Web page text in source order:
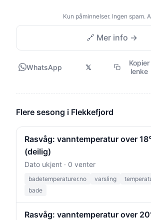
Kun påminnelser. Ingen spam.
🔗 Mer info →
WhatsApp 𝕏
Kopier
lenke
Flere sesong i Flekkefjord
Rasvåg: vanntemperatur over
(deilig)
Dato ukjent · 0 venter
badetemperaturer.no varsling
bade
Rasvåg: vanntemperatur over